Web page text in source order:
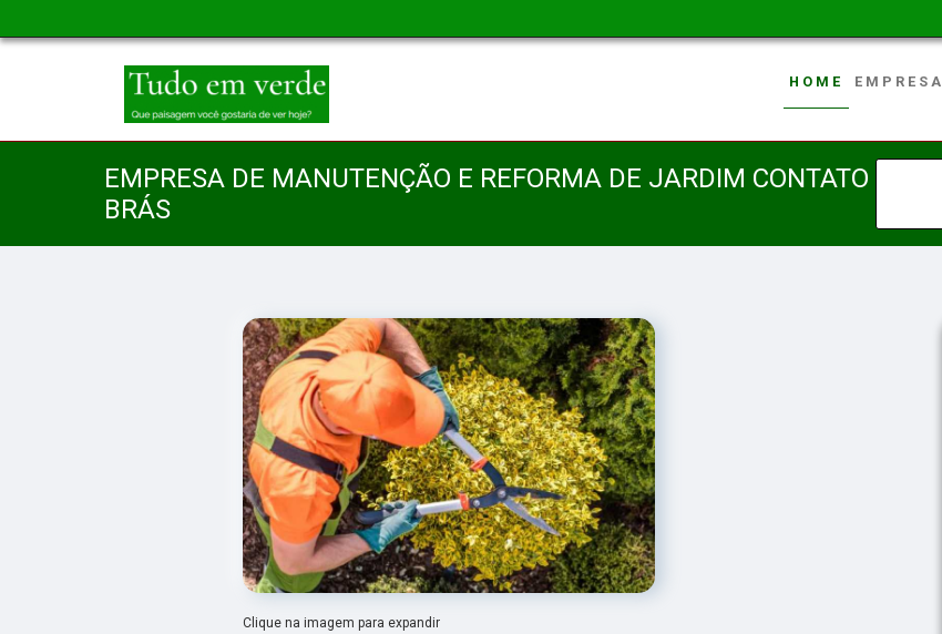
HOME EMPRESA
EMPRESA DE MANUTENÇÃO E REFORMA DE JARDIM CONTATO
BRÁS
Clique na imagem para expandir